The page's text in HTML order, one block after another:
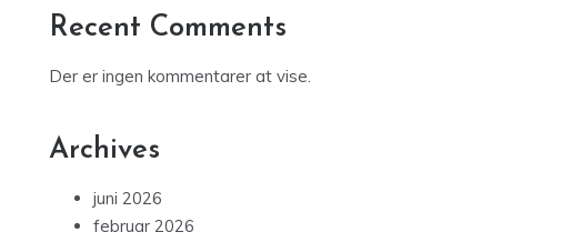
Recent Comments
Der er ingen kommentarer at vise.
Archives
juni 2026
februar 2026